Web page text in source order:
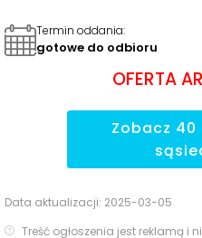
Termin oddania:
gotowe do odbioru
OFERTA
Zobacz 40
Data aktualizacji: 2025-03-05
Treść ogłoszenia jest reklamą i